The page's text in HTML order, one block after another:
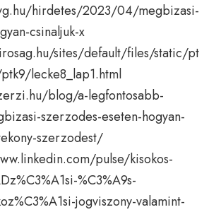
hirdetes/2023/04/megbizasi-
csinaljuk-x
sites/default/files/static/pt
lecke8_lap1.html
blog/a-legfontosabb-
szerzodes-eseten-hogyan-
szerzodest/
pulse/kisokos-
%C3%A9s-
jogviszony-valamint-